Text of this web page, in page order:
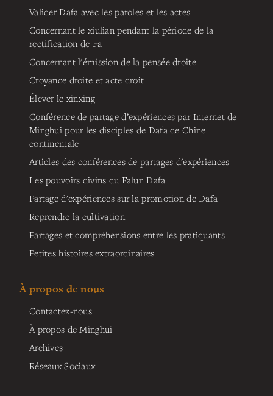
Valider Dafa avec les paroles et les actes
Concernant le xiulian pendant la période de la
rectification de Fa
Concernant l'émission de la pensée droite
Croyance droite et acte droit
Élever le xinxing
Conférence de partage d’expériences par Internet de
Minghui pour les disciples de Dafa de Chine
continentale
Articles des conférences de partages d'expériences
Les pouvoirs divins du Falun Dafa
Partage d'expériences sur la promotion de Dafa
Reprendre la cultivation
Partages et compréhensions entre les pratiquants
Petites histoires extraordinaires
À propos de nous
Contactez-nous
À propos de Minghui
Archives
Réseaux Sociaux